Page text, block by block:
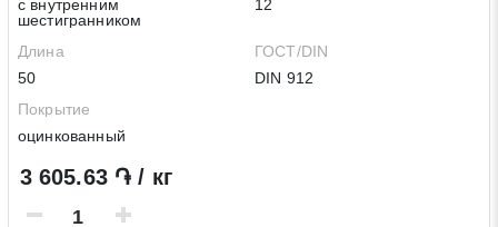
с внутренним
шестигранником
12
Длина
50
ГОСТ/DIN
DIN 912
Покрытие
оцинкованный
3 605.63 ֏ / кг